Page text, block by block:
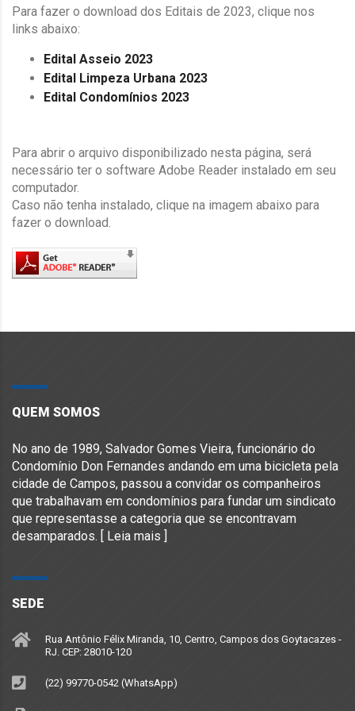
Para fazer o download dos Editais de 2023, clique nos
links abaixo:
Edital Asseio 2023
Edital Limpeza Urbana 2023
Edital Condomínios 2023
Para abrir o arquivo disponibilizado nesta página, será
necessário ter o software Adobe Reader instalado em seu
computador.
Caso não tenha instalado, clique na imagem abaixo para
fazer o download.
QUEM SOMOS
No ano de 1989, Salvador Gomes Vieira, funcionário do
Condomínio Don Fernandes andando em uma bicicleta pela
cidade de Campos, passou a convidar os companheiros
que trabalhavam em condomínios para fundar um sindicato
que representasse a categoria que se encontravam
desamparados. [ Leia mais ]
SEDE
Rua Antônio Félix Miranda, 10, Centro, Campos dos Goytacazes -
RJ. CEP: 28010-120
(22) 99770-0542 (WhatsApp)